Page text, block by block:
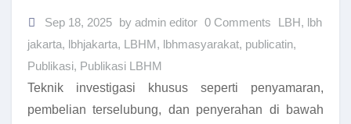
Sep 18, 2025 by admin editor 0 Comments LBH, lbh
jakarta, lbhjakarta, LBHM, lbhmasyarakat, publicatin,
Publikasi, Publikasi LBHM
Teknik investigasi khusus seperti penyamaran,
pembelian terselubung, dan penyerahan di bawah